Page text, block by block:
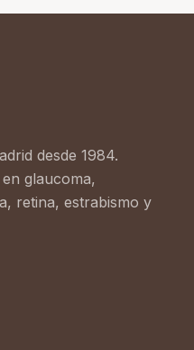
desde 1984.
glaucoma,
retina, estrabismo y